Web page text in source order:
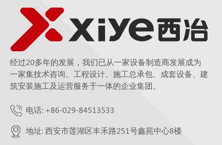
经过20多年的发展，我们已从一家设备制造商发展成为
一家集技术咨询、工程设计、施工总承包、成套设备、建
筑安装施工及运营服务于一体的企业集团。
电话: +86-029-84513533
地址: 西安市莲湖区丰禾路251号鑫苑中心8楼